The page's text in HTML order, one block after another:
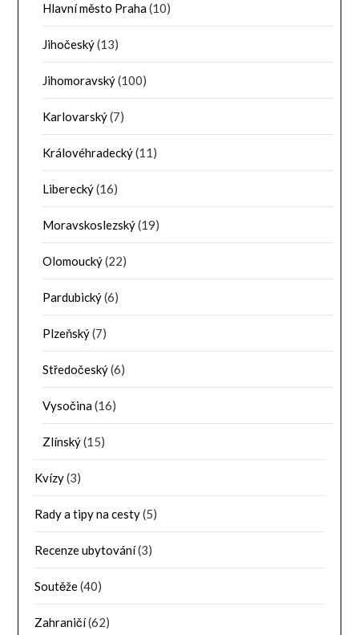
Hlavní město Praha(10)
Jihočeský(13)
Jihomoravský(100)
Karlovarský(7)
Královéhradecký(11)
Liberecký(16)
Moravskoslezský(19)
Olomoucký(22)
Pardubický(6)
Plzeňský(7)
Středočeský(6)
Vysočina(16)
Zlínský(15)
Kvízy(3)
Rady a tipy na cesty(5)
Recenze ubytování(3)
Soutěže(40)
Zahraničí(62)